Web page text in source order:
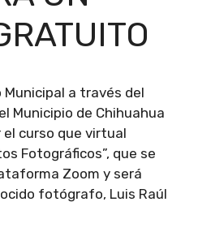
a través del
Municipio de Chihuahua
curso que virtual
Fotográficos”, que se
Zoom y será
fotógrafo, Luis Raúl